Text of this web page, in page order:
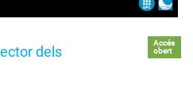
dels
Accés
obert